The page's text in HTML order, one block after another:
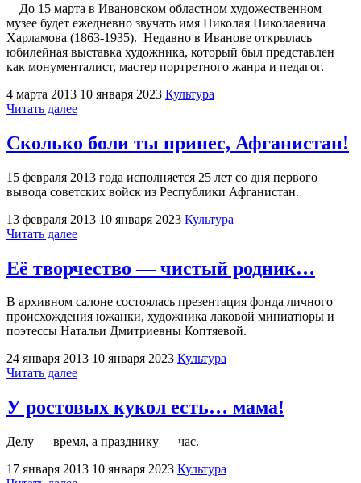
творчестве
Харламова"
До 15 марта в Ивановском областном художественном
музее будет ежедневно звучать имя Николая Николаевича
Харламова (1863-1935). Недавно в Иванове открылась
юбилейная выставка художника, который был представлен
как монументалист, мастер портретного жанра и педагог.
4 марта 2013 10 января 2023 Культура
Читать далее"Два
художника"
Сколько боли ты принес, Афганистан!
15 февраля 2013 года исполняется 25 лет со дня первого
вывода советских войск из Республики Афганистан.
13 февраля 2013 10 января 2023 Культура
Читать далее"Сколько
принес,
Её творчество — чистый родник…
В архивном салоне состоялась презентация фонда личного
происхождения южанки, художника лаковой миниатюры и
поэтессы Натальи Дмитриевны Коптяевой.
24 января 2013 10 января 2023 Культура
Читать далее"Её
—
чистый
У ростовых кукол есть… мама!
Делу — время, а празднику — час.
17 января 2013 10 января 2023 Культура